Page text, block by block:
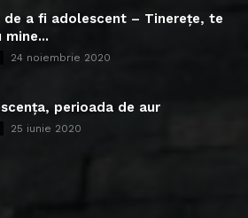
de a fi adolescent – Tinerețe, te
mine...
24 noiembrie 2020
perioada de aur
25 iunie 2020